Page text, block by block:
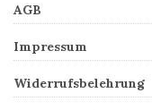
AGB
Impressum
Widerrufsbelehrung